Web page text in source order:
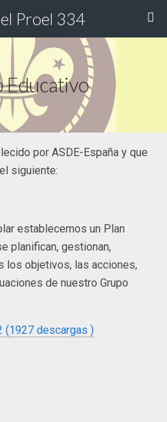
Proel 334
por ASDE-España y que
siguiente:
establecemos un Plan
planifican, gestionan,
los objetivos, las acciones,
de nuestro Grupo
(1927 descargas )